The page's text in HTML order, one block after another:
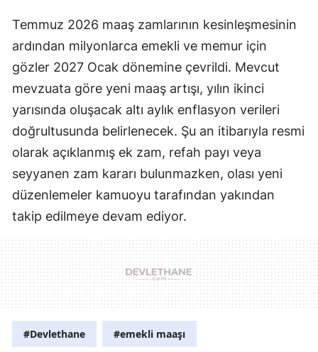
Temmuz 2026 maaş zamlarının kesinleşmesinin
ardından milyonlarca emekli ve memur için
gözler 2027 Ocak dönemine çevrildi. Mevcut
mevzuata göre yeni maaş artışı, yılın ikinci
yarısında oluşacak altı aylık enflasyon verileri
doğrultusunda belirlenecek. Şu an itibarıyla resmi
olarak açıklanmış ek zam, refah payı veya
seyyanen zam kararı bulunmazken, olası yeni
düzenlemeler kamuoyu tarafından yakından
takip edilmeye devam ediyor.
#Devlethane #emekli maaşı